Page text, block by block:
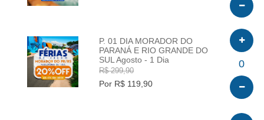
INFO
P. 01 DIA MORADOR DO
PARANÁ E RIO GRANDE DO
SUL Agosto - 1 Dia
R$ 299,90
Por R$ 119,90
0